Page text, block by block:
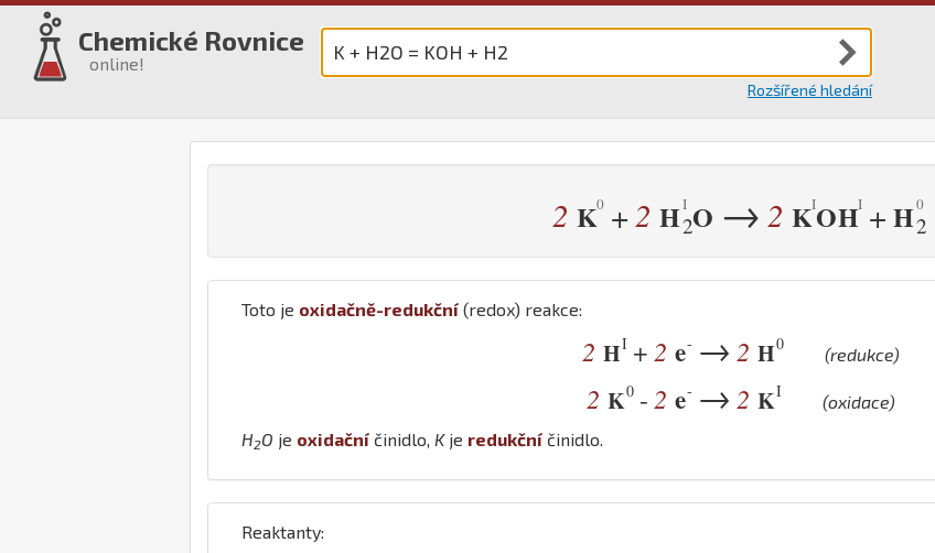
Chemické Rovnice
online!
Rozšířené hledání
2 K +2 H2O → 2 KOH + H2
Toto je oxidačně-redukční (redox) reakce:
2 HI + 2 e- → 2 H0
(redukce)
2 K0 - 2 e- → 2 KI
(oxidace)
H2O je oxidační činidlo, Kje redukční činidlo.
Reaktanty: